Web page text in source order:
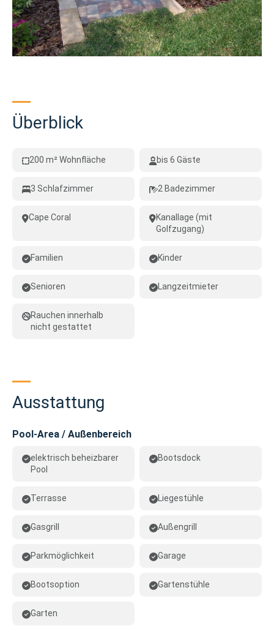
Überblick
200 m² Wohnfläche bis 6 Gäste
3 Schlafzimmer 2 Badezimmer
Cape Coral
Kanallage (mit
Golfzugang)
Familien Kinder
Senioren Langzeitmieter
Rauchen innerhalb
nicht gestattet
Ausstattung
Pool-Area / Außenbereich
elektrisch beheizbarer
Pool
Bootsdock
Terrasse Liegestühle
Gasgrill Außengrill
Parkmöglichkeit Garage
Bootsoption Gartenstühle
Garten